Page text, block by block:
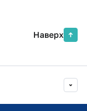
Наверх